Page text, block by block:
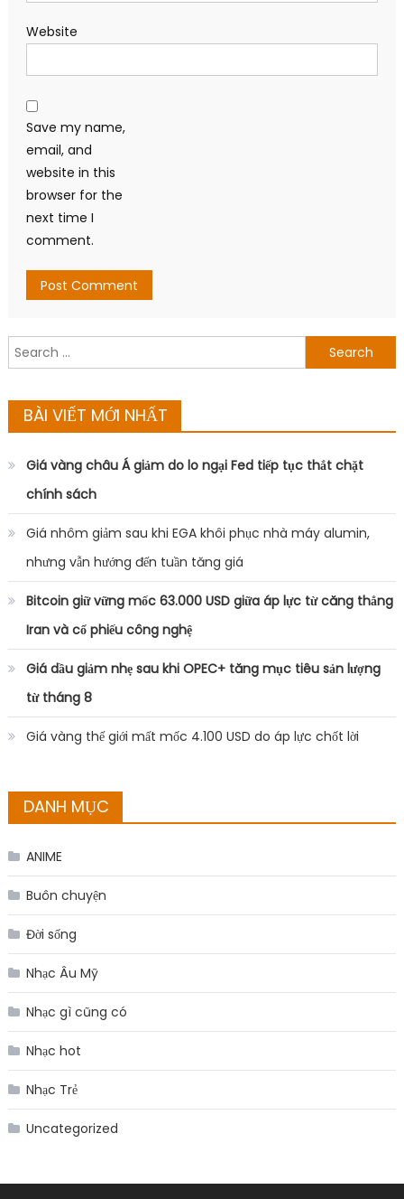
Website
Save my name,
email, and
website in this
browser for the
next time I
comment.
Search
for:
BÀI VIẾT MỚI NHẤT
Giá vàng châu Á giảm do lo ngại Fed tiếp tục thắt chặt
chính sách
Giá nhôm giảm sau khi EGA khôi phục nhà máy alumin,
nhưng vẫn hướng đến tuần tăng giá
Bitcoin giữ vững mốc 63.000 USD giữa áp lực từ căng thẳng
Iran và cổ phiếu công nghệ
Giá dầu giảm nhẹ sau khi OPEC+ tăng mục tiêu sản lượng
từ tháng 8
Giá vàng thế giới mất mốc 4.100 USD do áp lực chốt lời
DANH MỤC
ANIME
Buôn chuyện
Đời sống
Nhạc Âu Mỹ
Nhạc gì cũng có
Nhạc hot
Nhạc Trẻ
Uncategorized